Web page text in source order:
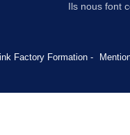
Ils nous font
Factory Formation -